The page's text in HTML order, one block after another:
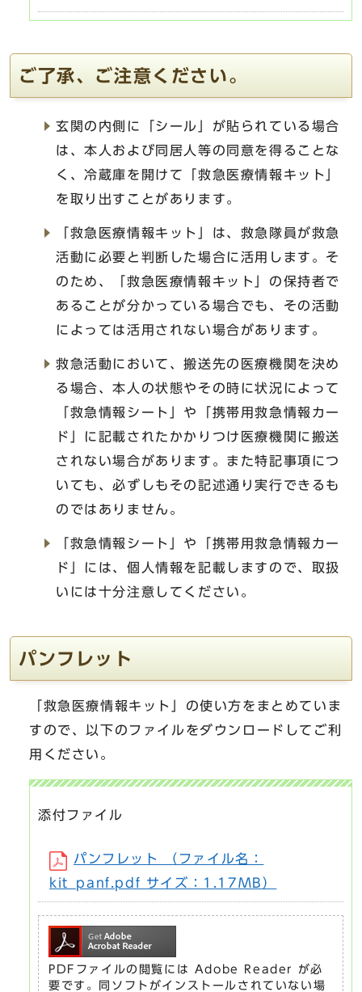
ご了承、ご注意ください。
玄関の内側に「シール」が貼られている場合
は、本人および同居人等の同意を得ることな
く、冷蔵庫を開けて「救急医療情報キット」
を取り出すことがあります。
「救急医療情報キット」は、救急隊員が救急
活動に必要と判断した場合に活用します。そ
のため、「救急医療情報キット」の保持者で
あることが分かっている場合でも、その活動
によっては活用されない場合があります。
救急活動において、搬送先の医療機関を決め
る場合、本人の状態やその時に状況によって
「救急情報シート」や「携帯用救急情報カー
ド」に記載されたかかりつけ医療機関に搬送
されない場合があります。また特記事項につ
いても、必ずしもその記述通り実行できるも
のではありません。
「救急情報シート」や「携帯用救急情報カー
ド」には、個人情報を記載しますので、取扱
いには十分注意してください。
パンフレット
「救急医療情報キット」の使い方をまとめていま
すので、以下のファイルをダウンロードしてご利
用ください。
添付ファイル
パンフレット （ファイル名：
kit_panf.pdf サイズ：1.17MB）
PDFファイルの閲覧には Adobe Reader が必
要です。同ソフトがインストールされていない場